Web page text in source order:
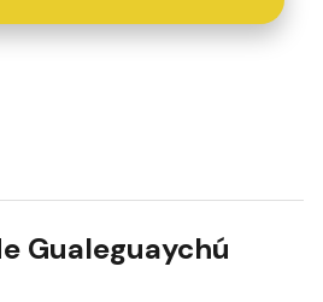
Gualeguaychú